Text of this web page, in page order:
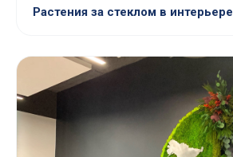
Растения за стеклом в интерьере